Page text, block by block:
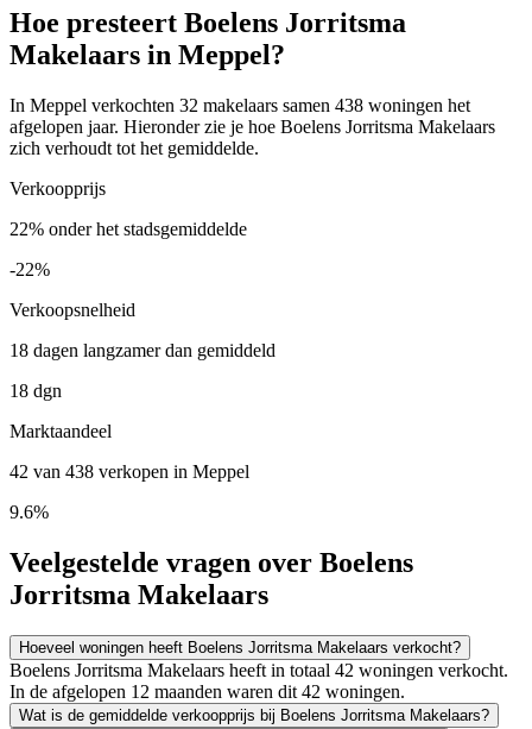
Hoe presteert Boelens Jorritsma
Makelaars in Meppel?
In Meppel verkochten 32 makelaars samen 438 woningen het
afgelopen jaar. Hieronder zie je hoe Boelens Jorritsma Makelaars
zich verhoudt tot het gemiddelde.
Verkoopprijs
22% onder het stadsgemiddelde
-22%
Verkoopsnelheid
18 dagen langzamer dan gemiddeld
18 dgn
Marktaandeel
42 van 438 verkopen in Meppel
9.6%
Veelgestelde vragen over Boelens
Jorritsma Makelaars
Hoeveel woningen heeft Boelens Jorritsma Makelaars verkocht?
Boelens Jorritsma Makelaars heeft in totaal 42 woningen verkocht.
In de afgelopen 12 maanden waren dit 42 woningen.
Wat is de gemiddelde verkoopprijs bij Boelens Jorritsma Makelaars?